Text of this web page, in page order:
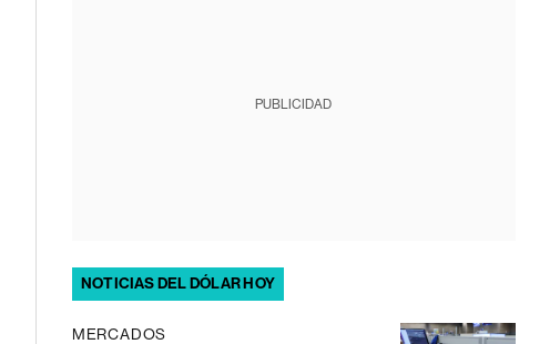
PUBLICIDAD
NOTICIAS DEL DÓLAR HOY
MERCADOS